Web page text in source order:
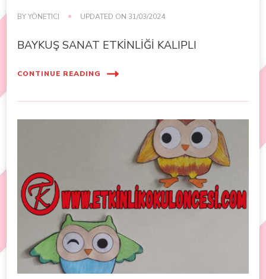
BYYÖNETICI UPDATED ON 31/03/2024
BAYKUŞ SANAT ETKİNLİĞİ KALIPLI
CONTINUE READING